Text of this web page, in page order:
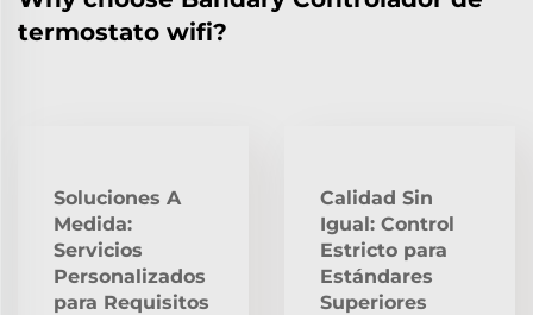
termostato wifi?
Soluciones A
Medida:
Servicios
Personalizados
para Requisitos
Calidad Sin
Igual: Control
Estricto para
Estándares
Superiores